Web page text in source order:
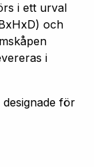
i ett urval
och
i
för